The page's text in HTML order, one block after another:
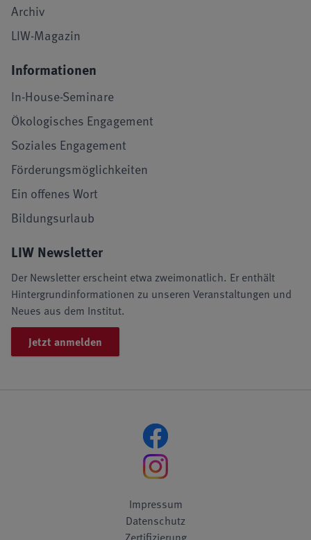
Archiv
LIW-Magazin
Informationen
In-House-Seminare
Ökologisches Engagement
Soziales Engagement
Förderungsmöglichkeiten
Ein offenes Wort
Bildungsurlaub
LIW Newsletter
Der Newsletter erscheint etwa zweimonatlich. Er enthält
Hintergrundinformationen zu unseren Veranstaltungen und
Neues aus dem Institut.
Jetzt anmelden
Impressum
Datenschutz